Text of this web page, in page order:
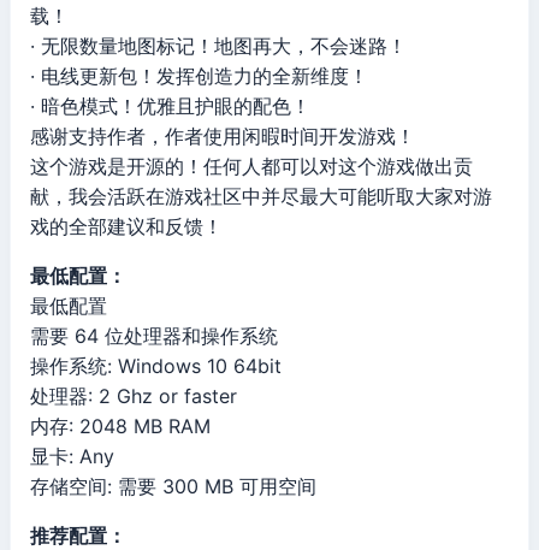
载！
· 无限数量地图标记！地图再大，不会迷路！
· 电线更新包！发挥创造力的全新维度！
· 暗色模式！优雅且护眼的配色！
感谢支持作者，作者使用闲暇时间开发游戏！
这个游戏是开源的！任何人都可以对这个游戏做出贡
献，我会活跃在游戏社区中并尽最大可能听取大家对游
戏的全部建议和反馈！
最低配置：
最低配置
需要 64 位处理器和操作系统
操作系统: Windows 10 64bit
处理器: 2 Ghz or faster
内存: 2048 MB RAM
显卡: Any
存储空间: 需要 300 MB 可用空间
推荐配置：